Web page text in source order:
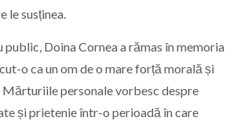
le susținea.
public, Doina Cornea a rămas în memoria
o ca un om de o mare forță morală și
Mărturiile personale vorbesc despre
și prietenie într-o perioadă în care